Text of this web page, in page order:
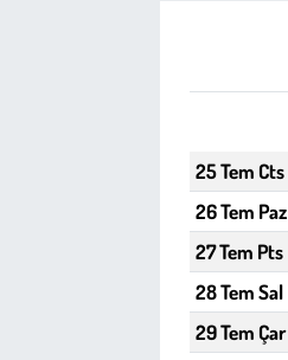
25 Tem Cts
26 Tem Paz
27 Tem Pts
28 Tem Sal
29 Tem Çar